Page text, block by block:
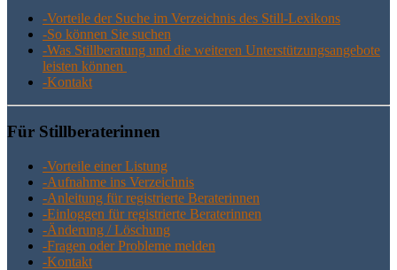
-Vor­tei­le der Suche im Ver­zeich­nis des Still-Lexikons
-So kön­nen Sie suchen
-Was Still­be­ra­tung und die wei­te­ren Unter­stüt­zungs­an­ge­bo­te
leis­ten können
-Kon­takt
Für Still­be­ra­te­rin­nen
-Vor­tei­le einer Listung
-Auf­nah­me ins Verzeichnis
-Anlei­tung für regis­trier­te Beraterinnen
-Ein­log­gen für regis­trier­te Beraterinnen
-Ände­rung / Löschung
-Fra­gen oder Pro­ble­me melden
-Kon­takt